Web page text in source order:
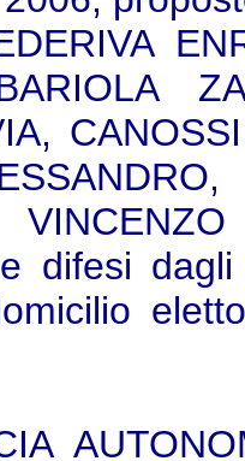
difesi